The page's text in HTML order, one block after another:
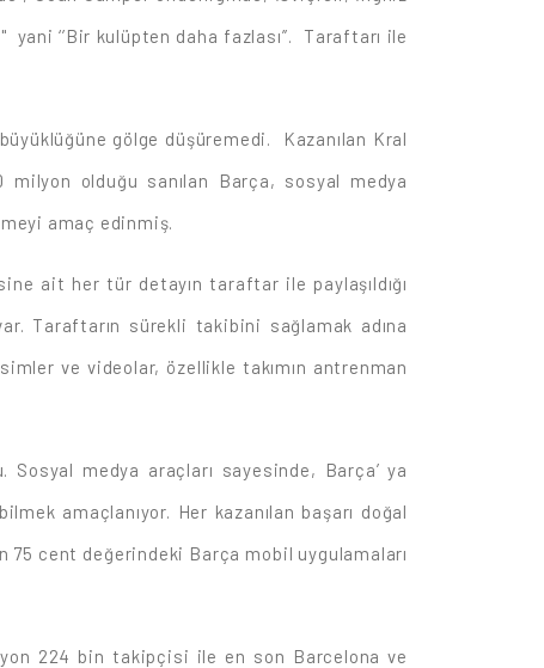
‘’Bir kulüpten daha fazlası’’. Taraftarı ile
gölge düşüremedi. Kazanılan Kral
olduğu sanılan Barça, sosyal medya
amaç edinmiş.
ait her tür detayın taraftar ile paylaşıldığı
Taraftarın sürekli takibini sağlamak adına
ve videolar, özellikle takımın antrenman
medya araçları sayesinde, Barça’ ya
amaçlanıyor. Her kazanılan başarı doğal
75 cent değerindeki Barça mobil uygulamaları
224 bin takipçisi ile en son Barcelona ve